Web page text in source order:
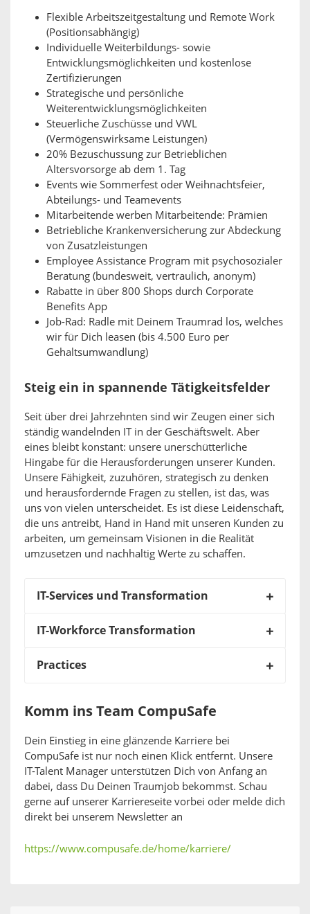
Flexible Arbeitszeitgestaltung und Remote Work
(Positionsabhängig)
Individuelle Weiterbildungs- sowie
Entwicklungsmöglichkeiten und kostenlose
Zertifizierungen
Strategische und persönliche
Weiterentwicklungsmöglichkeiten
Steuerliche Zuschüsse und VWL
(Vermögenswirksame Leistungen)
20% Bezuschussung zur Betrieblichen
Altersvorsorge ab dem 1. Tag
Events wie Sommerfest oder Weihnachtsfeier,
Abteilungs- und Teamevents
Mitarbeitende werben Mitarbeitende: Prämien
Betriebliche Krankenversicherung zur Abdeckung
von Zusatzleistungen
Employee Assistance Program mit psychosozialer
Beratung (bundesweit, vertraulich, anonym)
Rabatte in über 800 Shops durch Corporate
Benefits App
Job-Rad: Radle mit Deinem Traumrad los, welches
wir für Dich leasen (bis 4.500 Euro per
Gehaltsumwandlung)
Steig ein in spannende Tätigkeitsfelder
Seit über drei Jahrzehnten sind wir Zeugen einer sich
ständig wandelnden IT in der Geschäftswelt. Aber
eines bleibt konstant: unsere unerschütterliche
Hingabe für die Herausforderungen unserer Kunden.
Unsere Fähigkeit, zuzuhören, strategisch zu denken
und herausfordernde Fragen zu stellen, ist das, was
uns von vielen unterscheidet. Es ist diese Leidenschaft,
die uns antreibt, Hand in Hand mit unseren Kunden zu
arbeiten, um gemeinsam Visionen in die Realität
umzusetzen und nachhaltig Werte zu schaffen.
IT-Services und Transformation
IT-Workforce Transformation
Practices
Komm ins Team CompuSafe
Dein Einstieg in eine glänzende Karriere bei
CompuSafe ist nur noch einen Klick entfernt. Unsere
IT-Talent Manager unterstützen Dich von Anfang an
dabei, dass Du Deinen Traumjob bekommst. Schau
gerne auf unserer Karriereseite vorbei oder melde dich
direkt bei unserem Newsletter an
https://www.compusafe.de/home/karriere/